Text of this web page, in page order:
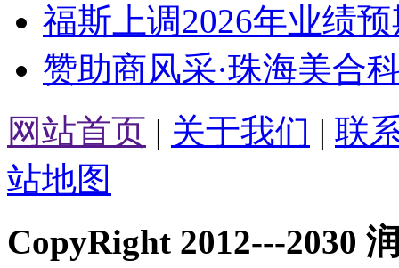
福斯上调2026年业绩
赞助商风采·珠海美合
网站首页 | 关于我们 | 联
站地图
CopyRight 2012---2030